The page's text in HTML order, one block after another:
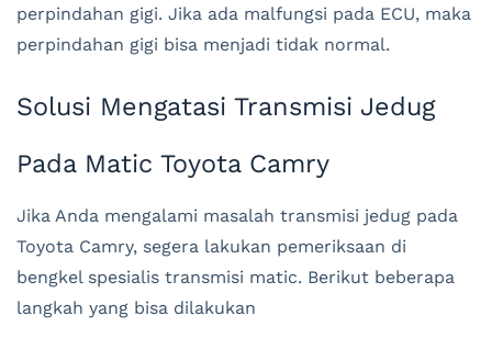
perpindahan gigi. Jika ada malfungsi pada ECU, maka
perpindahan gigi bisa menjadi tidak normal.
Solusi Mengatasi Transmisi Jedug
Pada Matic Toyota Camry
Jika Anda mengalami masalah transmisi jedug pada
Toyota Camry, segera lakukan pemeriksaan di
bengkel spesialis transmisi matic. Berikut beberapa
langkah yang bisa dilakukan